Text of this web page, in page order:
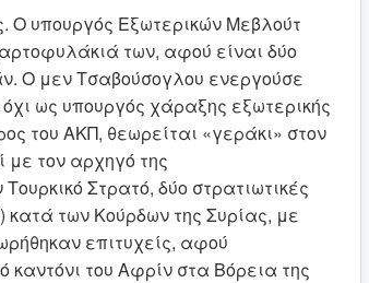
Ο υπουργός Εξωτερικών Μεβλούτ
των, αφού είναι δύο
Ο μεν Τσαβούσογλου ενεργούσε
ως υπουργός χάραξης εξωτερικής
του ΑΚΠ, θεωρείται «γεράκι» στον
με τον αρχηγό της
Στρατό, δύο στρατιωτικές
κατά των Κούρδων της Συρίας, με
επιτυχείς, αφού
του Αφρίν στα Βόρεια της